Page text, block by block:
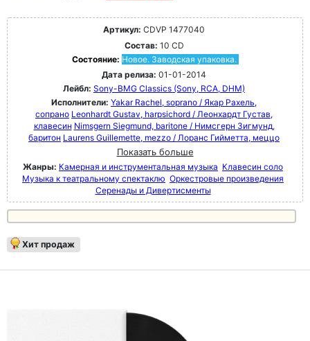
Артикул: CDVP 1477040
Состав: 10 CD
Состояние: Новое. Заводская упаковка.
Дата релиза: 01-01-2014
Лейбл: Sony-BMG Classics (Sony, RCA, DHM)
Исполнители: Yakar Rachel, soprano / Якар Рахель,
сопрано Leonhardt Gustav, harpsichord / Леонхардт Густав,
клавесин Nimsgern Siegmund, baritone / Нимсгерн Зигмунд,
баритон Laurens Guillemette, mezzo / Лоранс Гийметта, меццо
Показать больше
Жанры: Камерная и инструментальная музыка Клавесин соло
Музыка к театральному спектаклю Оркестровые произведения
Серенады и Дивертисменты
Хит продаж